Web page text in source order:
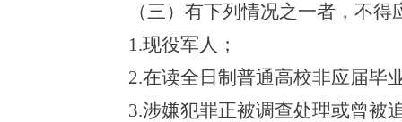
（三）有下列情况之一者，不得
1.现役军人；
2.在读全日制普通高校非应届毕
3.涉嫌犯罪正被调查处理或曾被